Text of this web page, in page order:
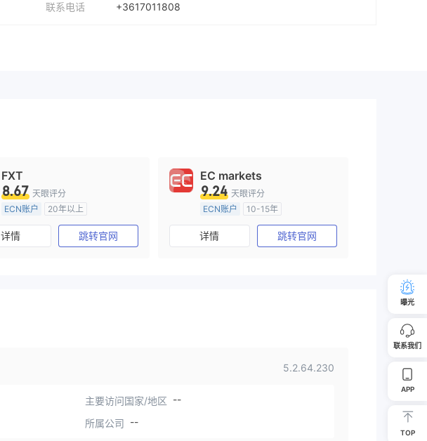
联系电话
+3617011808
FXT
8.67 天眼评分
ECN账户
20年以上
澳大利亚监管
全牌照 (MM)
主标MT4
详情 跳转官网
EC markets
9.24 天眼评分
ECN账户
10-15年
澳大利亚监管
全牌照 (MM)
主标MT4
详情 跳转官网
5.2.64.230
主要访问国家/地区 --
所属公司 --
曝光
联系我们
APP
TOP